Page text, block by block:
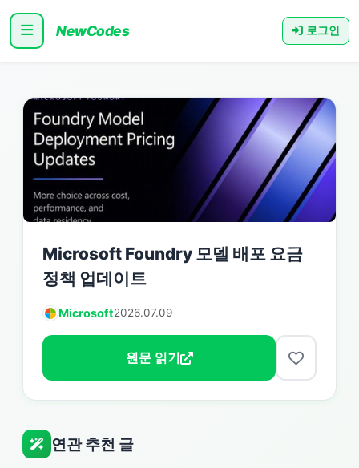
NewCodes 로그인
Microsoft Foundry 모델 배포 요금
정책 업데이트
Microsoft2026.07.09
원문 읽기
연관 추천 글